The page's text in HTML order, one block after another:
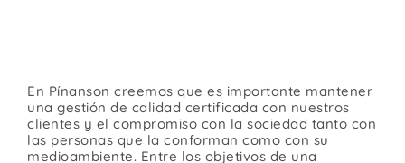
Blog
Nosotros
En Pínanson creemos que es importante mantener
una gestión de calidad certificada con nuestros
clientes y el compromiso con la sociedad tanto con
las personas que la conforman como con su
medioambiente. Entre los objetivos de una